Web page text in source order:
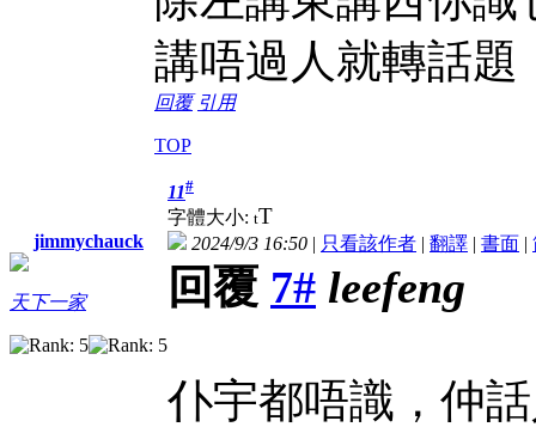
講唔過人就轉話題
回覆 引用
TOP
jimmychauck
天下一家
11#
字體大小: tT
2024/9/3 16:50 | 只看該作者 | 翻譯 | 書面 |
回覆 7# leefeng
仆宇都唔識，仲